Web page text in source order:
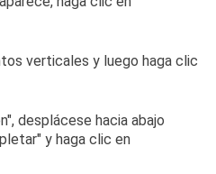
desplácese hacia abajo
y haga clic en